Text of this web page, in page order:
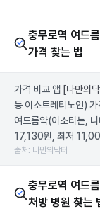
충무로역 여드
가격 찾는 법
가격 비교 앱 [나만의
등 이소트레티노인)
여드름약(이소티논,
17,130원, 최저
출처: 나만의닥터
충무로역 여드
처방 병원 찾는